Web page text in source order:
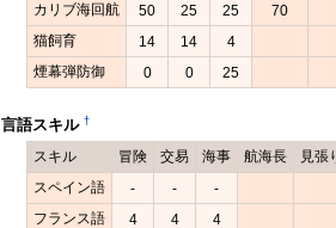
カリブ海回航
50 25 25
70
猫飼育
14 14
4
煙幕弾防御
0 0 25
言語スキル†
スキル 冒険 交易 海事 航海長
見張
スペイン語
- -
-
フランス語
4 4 4